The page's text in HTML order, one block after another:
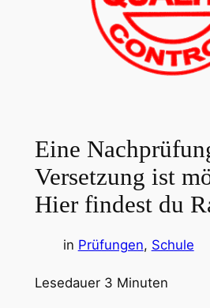
Eine
Versetzung ist
Hier findest du
in Prüfungen, Schule
Lesedauer 3 Minuten